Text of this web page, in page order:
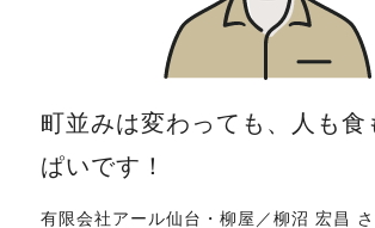
町並みは変わっても、人も食
ぱいです！
有限会社アール仙台・柳屋／柳沼 宏昌